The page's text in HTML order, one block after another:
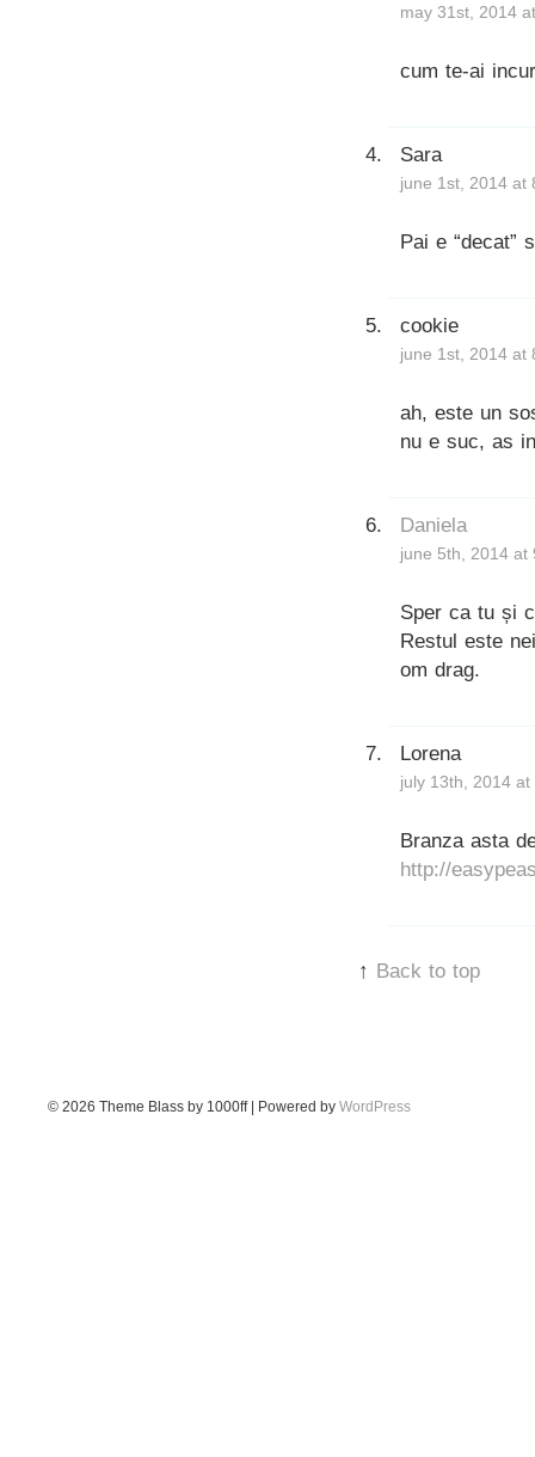
may 31st, 2014
cum te-ai
Sara
june 1st, 2014 at
Pai e “decat”
cookie
june 1st, 2014 at
ah, este un
nu e suc, as
Daniela
june 5th, 2014 at
Sper ca tu și
Restul este
om drag.
Lorena
july 13th, 2014
Branza asta
http://
↑ Back to top
© 2026 Theme Blass by 1000ff | Powered by WordPress